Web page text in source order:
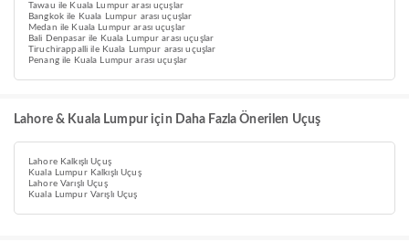
Tawau ile Kuala Lumpur arası uçuşlar
Bangkok ile Kuala Lumpur arası uçuşlar
Medan ile Kuala Lumpur arası uçuşlar
Bali Denpasar ile Kuala Lumpur arası uçuşlar
Tiruchirappalli ile Kuala Lumpur arası uçuşlar
Penang ile Kuala Lumpur arası uçuşlar
Lahore & Kuala Lumpur için Daha Fazla Önerilen Uçuş
Lahore Kalkışlı Uçuş
Kuala Lumpur Kalkışlı Uçuş
Lahore Varışlı Uçuş
Kuala Lumpur Varışlı Uçuş